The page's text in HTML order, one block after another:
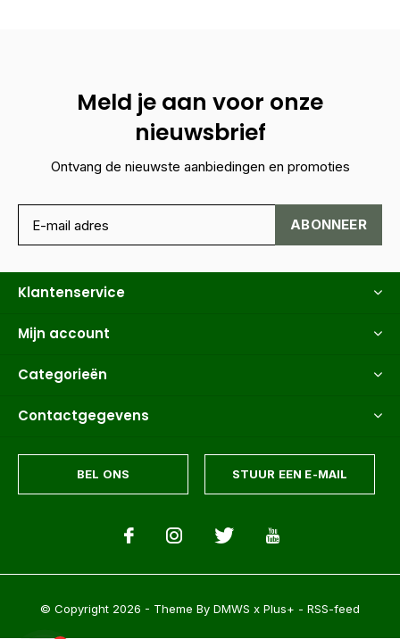
Meld je aan voor onze
nieuwsbrief
Ontvang de nieuwste aanbiedingen en promoties
ABONNEER
Klantenservice
Mijn account
Categorieën
Contactgegevens
BEL ONS STUUR EEN E-MAIL
© Copyright 2026 - Theme By DMWS x Plus+ - RSS-feed